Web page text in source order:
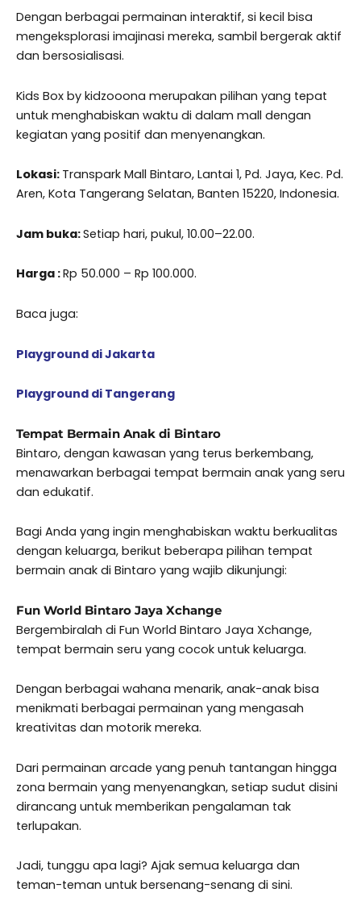
Dengan berbagai permainan interaktif, si kecil bisa
mengeksplorasi imajinasi mereka, sambil bergerak aktif
dan bersosialisasi.
Kids Box by kidzooona merupakan pilihan yang tepat
untuk menghabiskan waktu di dalam mall dengan
kegiatan yang positif dan menyenangkan.
Lokasi: Transpark Mall Bintaro, Lantai 1, Pd. Jaya, Kec. Pd.
Aren, Kota Tangerang Selatan, Banten 15220, Indonesia.
Jam buka:Setiap hari, pukul, 10.00–22.00.
Harga :Rp 50.000 – Rp 100.000.
Baca juga:
Playground di Jakarta
Playground di Tangerang
Tempat Bermain Anak di Bintaro
Bintaro, dengan kawasan yang terus berkembang,
menawarkan berbagai tempat bermain anak yang seru
dan edukatif.
Bagi Anda yang ingin menghabiskan waktu berkualitas
dengan keluarga, berikut beberapa pilihan tempat
bermain anak di Bintaro yang wajib dikunjungi:
Fun World Bintaro Jaya Xchange
Bergembiralah di Fun World Bintaro Jaya Xchange,
tempat bermain seru yang cocok untuk keluarga.
Dengan berbagai wahana menarik, anak-anak bisa
menikmati berbagai permainan yang mengasah
kreativitas dan motorik mereka.
Dari permainan arcade yang penuh tantangan hingga
zona bermain yang menyenangkan, setiap sudut disini
dirancang untuk memberikan pengalaman tak
terlupakan.
Jadi, tunggu apa lagi? Ajak semua keluarga dan
teman-teman untuk bersenang-senang di sini.